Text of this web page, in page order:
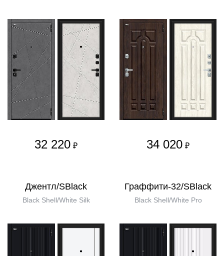
32 220 ₽ 34 020 ₽
Джентл/SBlack
Black Shell/White Silk
Граффити-32/SBlack
Black Shell/White Pro